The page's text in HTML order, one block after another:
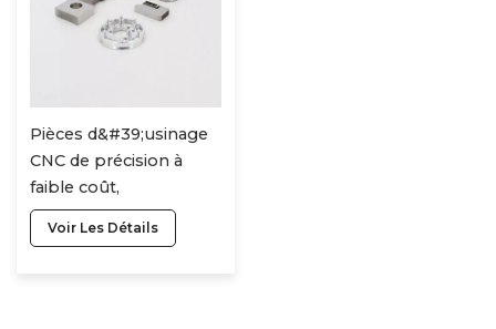
Pièces d&#39;usinage
CNC de précision à
faible coût,
personnalisées et de
différentes matières
Voir Les Détails